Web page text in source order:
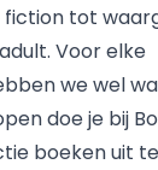
fiction tot
Voor elke
we wel
doe je bij
boeken uit